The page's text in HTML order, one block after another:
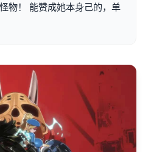
物！ 能赞成她本身己的，单